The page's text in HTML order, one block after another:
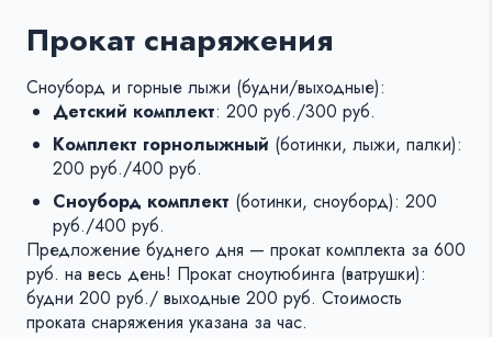
Прокат снаряжения
Сноуборд и горные лыжи (будни/выходные):
Детский комплект: 200 руб./300 руб.
Комплект горнолыжный (ботинки, лыжи, палки):
200 руб./400 руб.
Сноуборд комплект (ботинки, сноуборд): 200
руб./400 руб.
Предложение буднего дня — прокат комплекта за 600
руб. на весь день! Прокат сноутюбинга (ватрушки):
будни 200 руб./ выходные 200 руб. Стоимость
проката снаряжения указана за час.